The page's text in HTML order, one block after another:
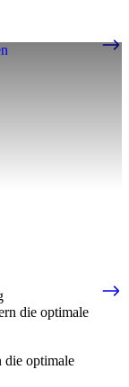
die optimale